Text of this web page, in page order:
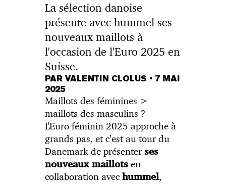
La sélection danoise
présente avec hummel ses
nouveaux maillots à
l'occasion de l'Euro 2025 en
Suisse.
PAR VALENTIN CLOLUS • 7 MAI
2025
Maillots des féminines >
maillots des masculins ?
L’Euro féminin 2025 approche à
grands pas, et c’est au tour du
Danemark de présenterses
nouveaux maillots en
collaboration avec hummel,